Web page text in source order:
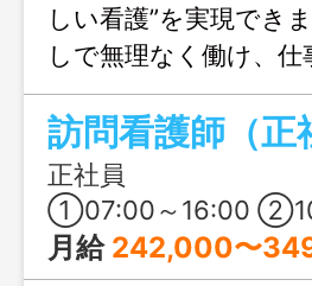
しい看護”を実現でき
しで無理なく働け、
を積みながらステッ
ト・アルバイトも同時
訪問看護師（正
正社員
①07:00～16:00 ②10:00～19:00 ※変形労働時間制（1ヶ月単位で設定
月給 242,000〜349,000円 [給与の内訳] 基本